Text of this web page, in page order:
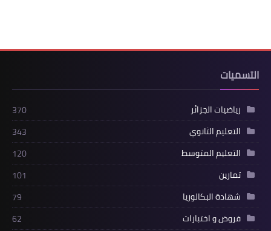
التسميات
رياضيات الجزائر
370
التعليم الثانوي
343
التعليم المتوسط
120
تمارين
101
شهادة البكالوريا
79
فروض و اختبارات
62